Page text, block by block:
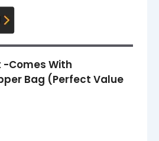
-Comes With
Bag (Perfect Value